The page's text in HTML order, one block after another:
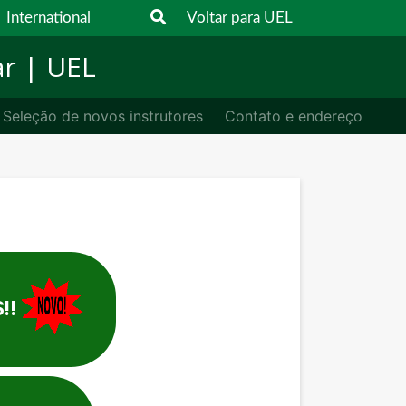
International Voltar para UEL
| UEL
Seleção de novos instrutores Contato e endereço